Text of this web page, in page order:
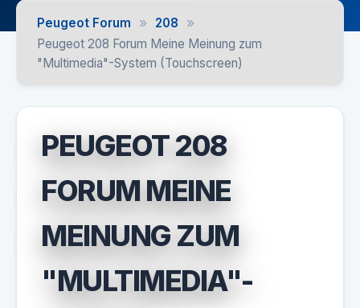
Peugeot Forum » 208 »
Peugeot 208 Forum Meine Meinung zum
"Multimedia"-System (Touchscreen)
PEUGEOT 208
FORUM MEINE
MEINUNG ZUM
"MULTIMEDIA"-